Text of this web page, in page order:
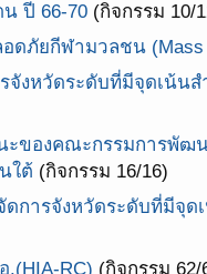
ปี 66-70 (กิจกรรม 10/
ดภัยกีฬามวลชน (Mass
งหวัดระดับที่มีจุดเน้น
ะของคณะกรรมการ
ใต้ (กิจกรรม 16/16)
การจังหวัดระดับที่มีจุ
RC) (กิจกรรม 62/